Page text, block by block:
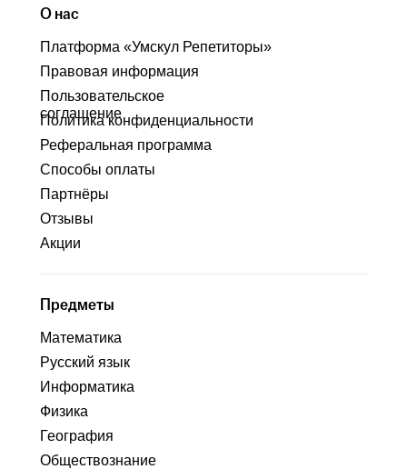
О нас
Платформа «Умскул Репетиторы»
Правовая информация
Пользовательское
соглашение
Политика конфиденциальности
Реферальная программа
Способы оплаты
Партнёры
Отзывы
Акции
Предметы
Математика
Русский язык
Информатика
Физика
География
Обществознание